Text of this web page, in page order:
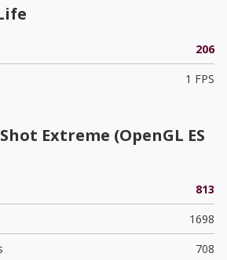
206
1 FPS
Extreme (OpenGL ES
813
1698
708